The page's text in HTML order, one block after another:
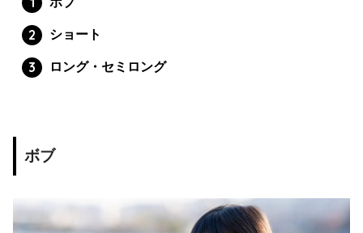
ショート
ロング・セミロング
ボブ